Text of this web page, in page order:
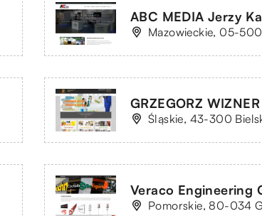
ABC MEDIA Jerzy
Mazowieckie, 05-
GRZEGORZ WIZNER
Śląskie, 43-300
Veraco Engineering
Pomorskie, 80-034